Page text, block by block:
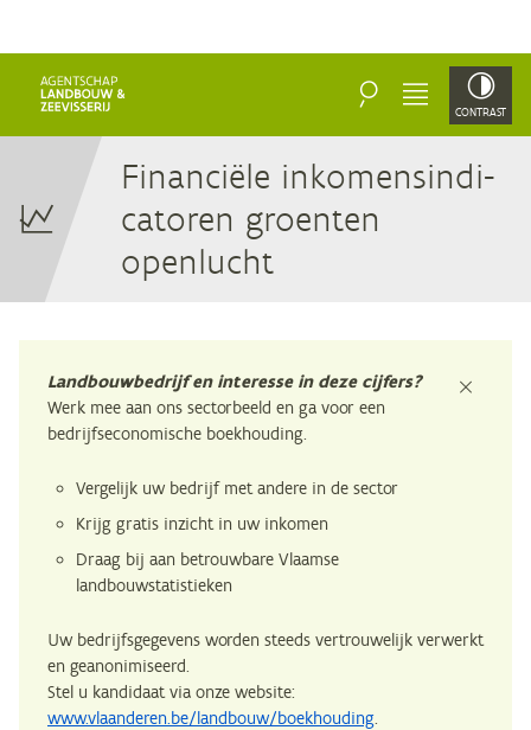
ZOEKEN MENU CONTRAST
Fi­nan­ci­ë­le in­ko­mens­in­di­
ca­to­ren groen­ten
openlucht
sluiten
Landbouwbedrijf en interesse in deze cijfers?
Werk mee aan ons sectorbeeld en ga voor een
bedrijfseconomische boekhouding.
Vergelijk uw bedrijf met andere in de sector
Krijg gratis inzicht in uw inkomen
Draag bij aan betrouwbare Vlaamse
landbouwstatistieken
Uw bedrijfsgegevens worden steeds vertrouwelijk verwerkt
en geanonimiseerd.
Stel u kandidaat via onze website:
www.vlaanderen.be/landbouw/boekhouding.